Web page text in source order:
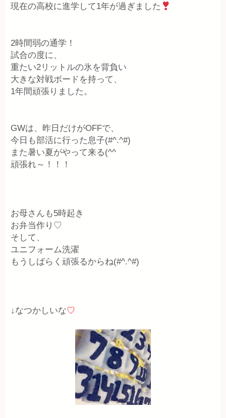
現在の高校に進学して1年が過ぎました
2時間弱の通学！
試合の度に、
重たい2リットルの氷を背負い
大きな対戦ボードを持って、
1年間頑張りました。
GWは、昨日だけがOFFで、
今日も部活に行った息子(#^.^#)
また暑い夏がやって来る(^^ゞ
頑張れ～！！！
お母さんも5時起き
お弁当作り♡
そして、
ユニフォーム洗濯
もうしばらく頑張るからね(#^.^#)
↓なつかしいな♡